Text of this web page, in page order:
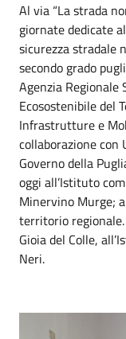
Al via “La strada
giornate dedicate
sicurezza stradale
secondo grado
Agenzia Regionale
Ecosostenibile del
Infrastrutture e
collaborazione con
Governo della
oggi all’Istituto
Minervino Murge;
territorio
Gioia del Colle,
Neri.